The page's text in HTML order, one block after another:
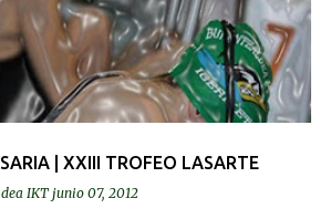
| XXIII TROFEO LASARTE
IKTjunio 07, 2012